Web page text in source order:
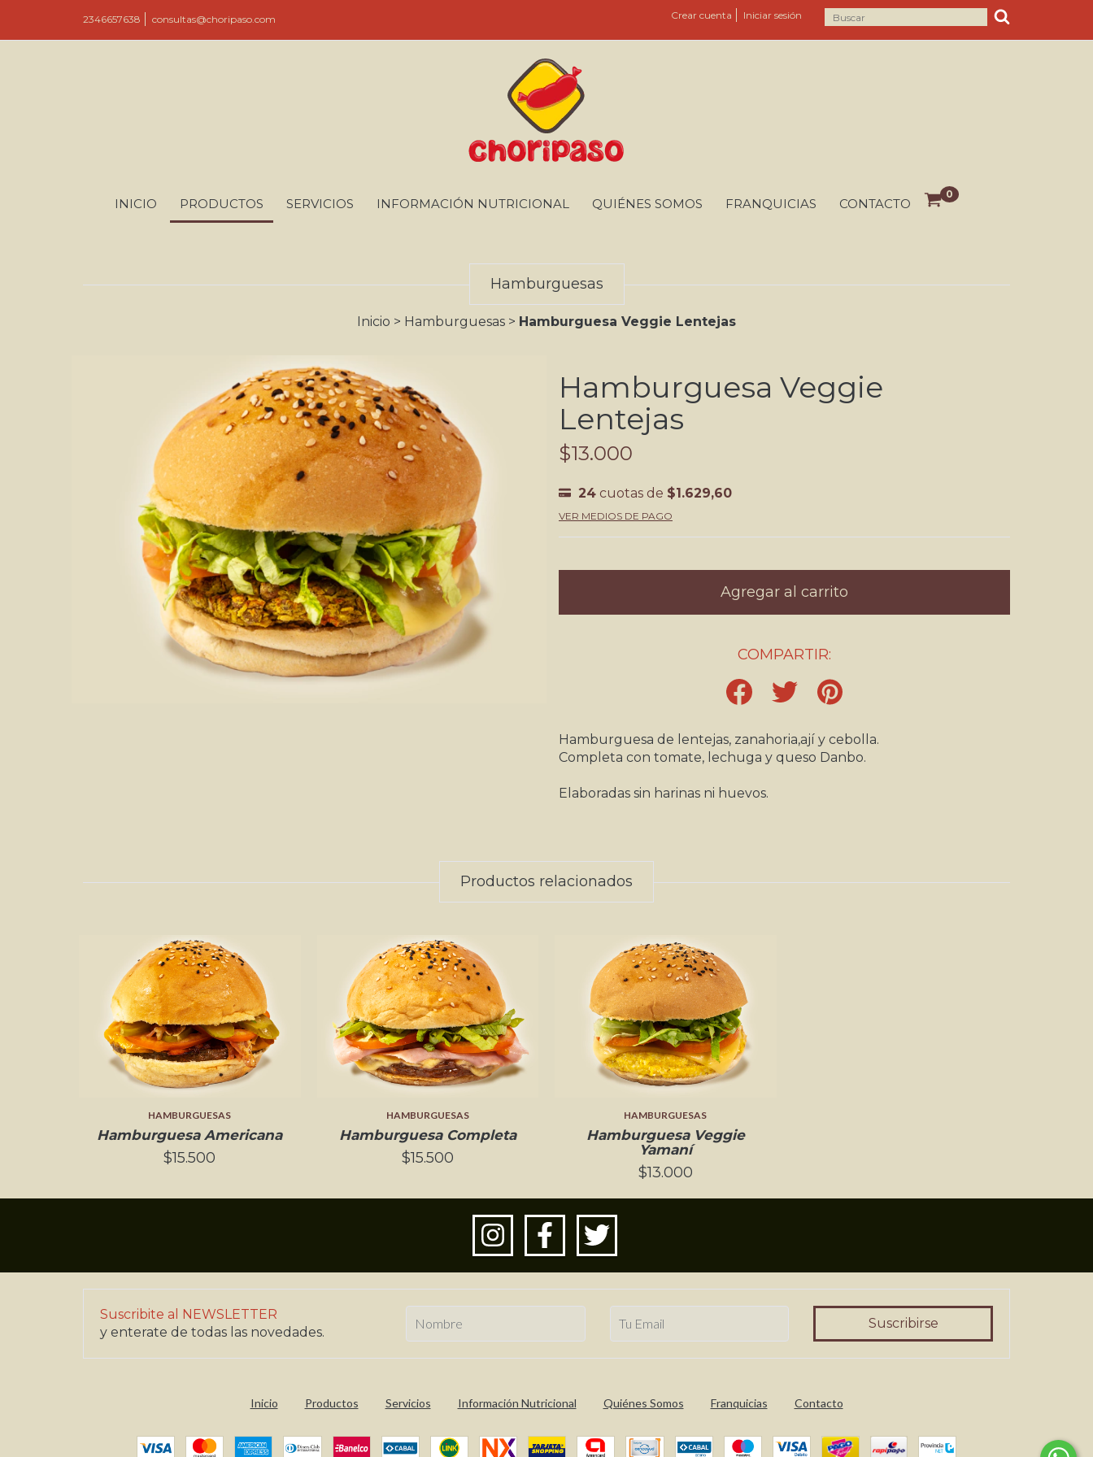
2346657638 consultas@choripaso.com Crear cuenta Iniciar sesión
INICIO PRODUCTOS SERVICIOS INFORMACIÓN NUTRICIONAL QUIÉNES SOMOS FRANQUICIAS CONTACTO
0
Hamburguesas
Inicio > Hamburguesas > Hamburguesa Veggie Lentejas
Hamburguesa Veggie
Lentejas
$13.000
24 cuotas de $1.629,60
VER MEDIOS DE PAGO
COMPARTIR:
Hamburguesa de lentejas, zanahoria,ají y cebolla.
Completa con tomate, lechuga y queso Danbo.
Elaboradas sin harinas ni huevos.
Productos relacionados
HAMBURGUESAS
Hamburguesa Americana
$15.500
HAMBURGUESAS
Hamburguesa Completa
$15.500
HAMBURGUESAS
Hamburguesa Veggie
Yamaní
$13.000
Suscribite al NEWSLETTER
y enterate de todas las novedades.
Inicio Productos Servicios Información Nutricional Quiénes Somos Franquicias Contacto